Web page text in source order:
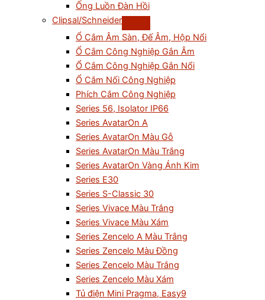
Ống Luồn Đàn Hồi
Clipsal/Schneider
Ổ Cắm Âm Sàn, Đế Âm, Hộp Nổi
Ổ Cắm Công Nghiệp Gắn Âm
Ổ Cắm Công Nghiệp Gắn Nổi
Ổ Cắm Nối Công Nghiệp
Phích Cắm Công Nghiệp
Series 56, Isolator IP66
Series AvatarOn A
Series AvatarOn Màu Gỗ
Series AvatarOn Màu Trắng
Series AvatarOn Vàng Ánh Kim
Series E30
Series S-Classic 30
Series Vivace Màu Trắng
Series Vivace Màu Xám
Series Zencelo A Màu Trắng
Series Zencelo Màu Đồng
Series Zencelo Màu Trắng
Series Zencelo Màu Xám
Tủ điện Mini Pragma, Easy9